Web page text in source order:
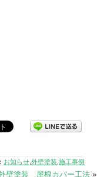
お知らせ 外壁塗装 施工事例
壁塗装 屋根カバー工法 »